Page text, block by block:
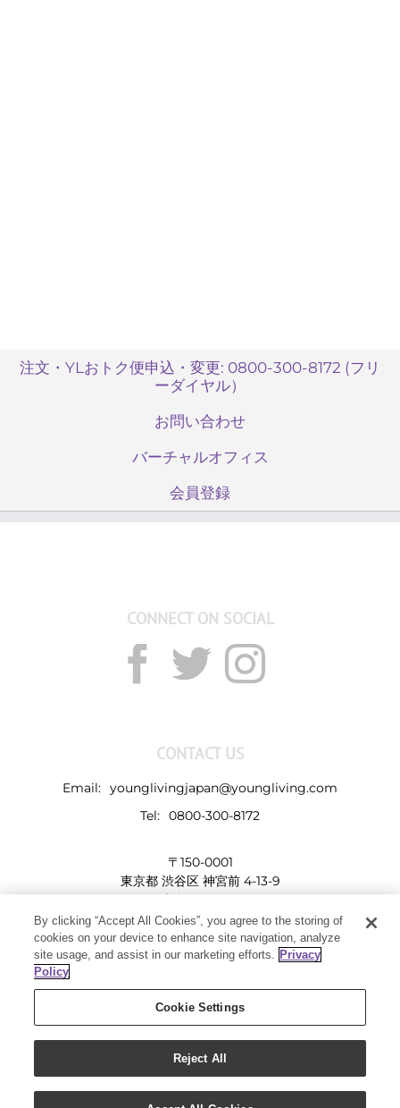
注文・YLおトク便申込・変更: 0800-300-8172 (フリ
ーダイヤル）
お問い合わせ
バーチャルオフィス
会員登録
CONNECT ON SOCIAL
CONTACT US
Email: younglivingjapan@youngliving.com
Tel: 0800-300-8172
〒150-0001
東京都 渋谷区 神宮前 4-13-9
表参道LHビル
Copyright 2019 - Young Living Essential Oils | All Rights Reserved
By clicking “Accept All Cookies”, you agree to the storing of
cookies on your device to enhance site navigation, analyze
site usage, and assist in our marketing efforts. Privacy
Policy
Cookie Settings
Reject All